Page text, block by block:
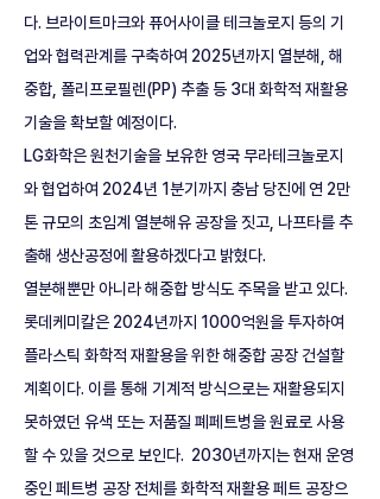
다. 브라이트마크와 퓨어사이클 테크놀로지 등의 기
업와 협력관계를 구축하여 2025년까지 열분해, 해
중합, 폴리프로필렌(PP) 추출 등 3대 화학적 재활용
기술을 확보할 예정이다.
LG화학은 원천기술을 보유한 영국 무라테크놀로지
와 협업하여 2024년 1분기까지 충남 당진에 연 2만
톤 규모의 초임계 열분해유 공장을 짓고, 나프타를 추
출해 생산공정에 활용하겠다고 밝혔다.
열분해뿐만 아니라 해중합 방식도 주목을 받고 있다.
롯데케미칼은 2024년까지 1000억원을 투자하여
플라스틱 화학적 재활용을 위한 해중합 공장 건설할
계획이다. 이를 통해 기계적 방식으로는 재활용되지
못하였던 유색 또는 저품질 폐페트병을 원료로 사용
할 수 있을 것으로 보인다.  2030년까지는 현재 운영
중인 페트병 공장 전체를 화학적 재활용 페트 공장으